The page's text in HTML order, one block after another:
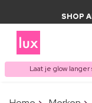
SHOP
Laat je glow